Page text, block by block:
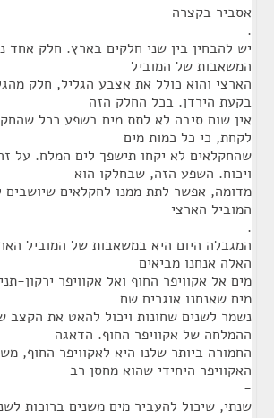
אסביר בקצרה
.
יש להבחין בין שני חלקים בארץ. חלק אחד
המשאבות של המוביל
הארצי והוא כולל את אצבע הגליל, חלק
בקעת הירדן. בכל החלק הזה
אין שום סיבה לא לתת מים בשפע ככל
לקחת, כי כל כמות מים
שהחקלאים לא יקחו תישפך לים המלח. על
ויכוח. השפע הזה, שבחלקו הוא
מדומה, אפשר לתת ממנו לחקלאים שיושבים
המוביל הארצי
.
המגבלה היום היא במשאבות של המוביל
האלה אנחנו מביאים
מים אל אקוויפר החוף ואל אקוויפר ירקון-
מים שאנחנו אוגרים שם
נשמר לשנים שחונות ויכול להאט את הקצב
ההמלחה של אקוויפר החוף. הדאגה
החמורה ביותר שלנו היא לאקוויפר החוף,
האקוויפר היחידי שהוא מחסן רב
-
שנתי, שיכול להעביר מים משנים ברוכות